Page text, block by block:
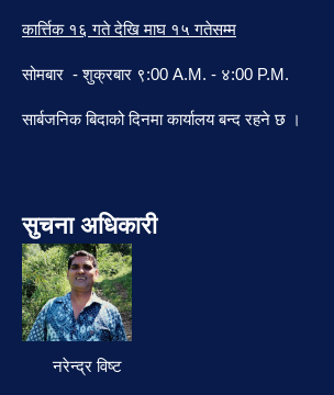
कार्त्तिक १६ गते देखि माघ १५ गतेसम्म
सोमबार - शुक्रबार ९:00 A.M. - ४:00 P.M.
सार्बजनिक बिदाको दिनमा कार्यालय बन्द रहने छ ।
सुचना अधिकारी
नरेन्द्र विष्ट